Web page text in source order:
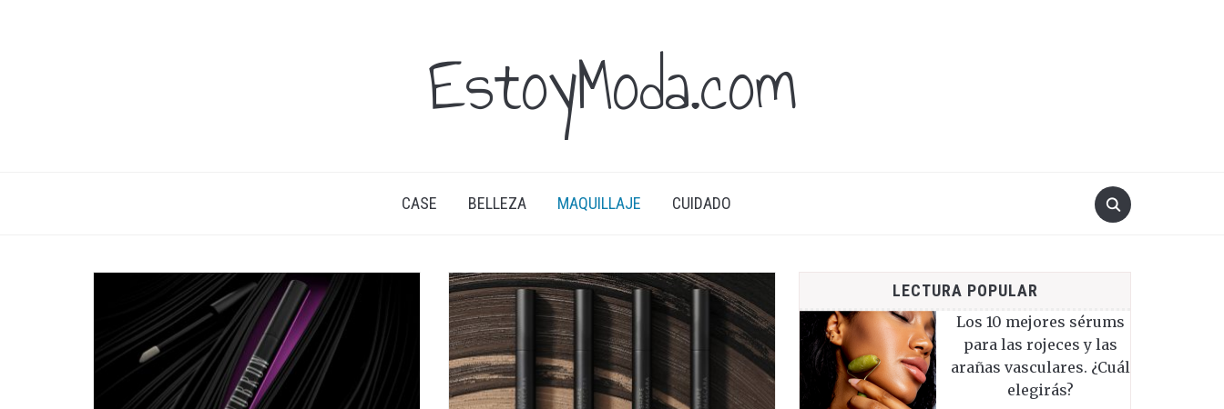
EstoyModa.com
CASE BELLEZA MAQUILLAJE CUIDADO
LECTURA POPULAR
Los 10 mejores sérums
para las rojeces y las
arañas vasculares. ¿Cuál
elegirás?